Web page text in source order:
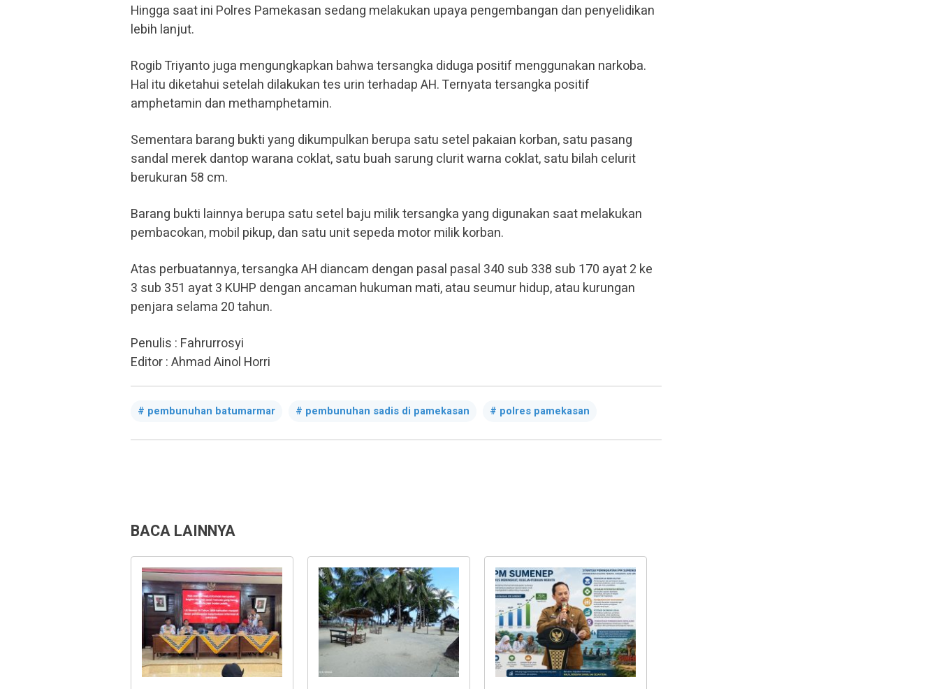
Hingga saat ini Polres Pamekasan sedang melakukan upaya pengembangan dan penyelidikan
lebih lanjut.
Rogib Triyanto juga mengungkapkan bahwa tersangka diduga positif menggunakan narkoba.
Hal itu diketahui setelah dilakukan tes urin terhadap AH. Ternyata tersangka positif
amphetamin dan methamphetamin.
Sementara barang bukti yang dikumpulkan berupa satu setel pakaian korban, satu pasang
sandal merek dantop warana coklat, satu buah sarung clurit warna coklat, satu bilah celurit
berukuran 58 cm.
Barang bukti lainnya berupa satu setel baju milik tersangka yang digunakan saat melakukan
pembacokan, mobil pikup, dan satu unit sepeda motor milik korban.
Atas perbuatannya, tersangka AH diancam dengan pasal pasal 340 sub 338 sub 170 ayat 2 ke
3 sub 351 ayat 3 KUHP dengan ancaman hukuman mati, atau seumur hidup, atau kurungan
penjara selama 20 tahun.
Penulis : Fahrurrosyi
Editor : Ahmad Ainol Horri
pembunuhan batumarmar pembunuhan sadis di pamekasan polres pamekasan
BACA LAINNYA